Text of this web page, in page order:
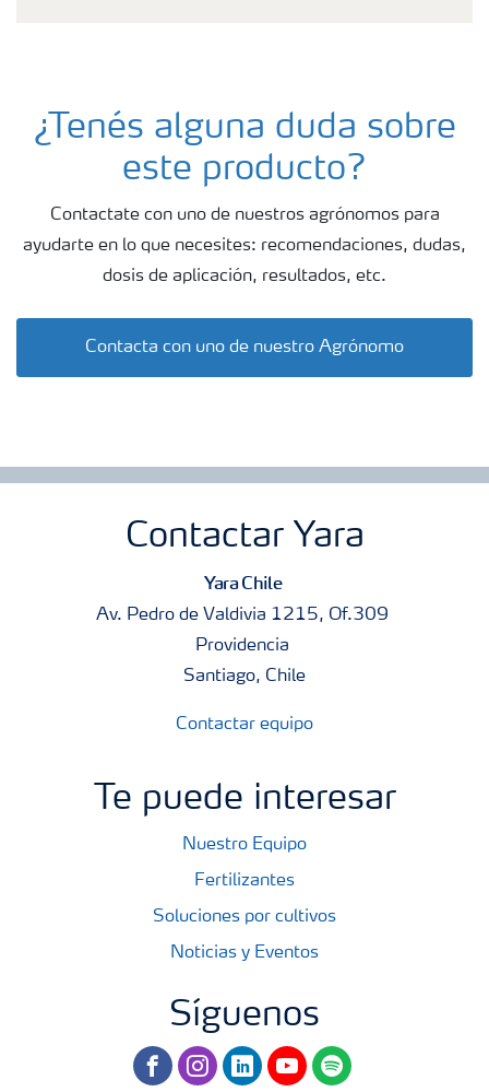
¿Tenés alguna duda sobre
este producto?
Contactate con uno de nuestros agrónomos para
ayudarte en lo que necesites: recomendaciones, dudas,
dosis de aplicación, resultados, etc.
Contacta con uno de nuestro Agrónomo
Contactar Yara
Yara Chile
Av. Pedro de Valdivia 1215, Of.309
Providencia
Santiago, Chile
Contactar equipo
Te puede interesar
Nuestro Equipo
Fertilizantes
Soluciones por cultivos
Noticias y Eventos
Síguenos
facebookinstagram
linkedinyoutubespotify